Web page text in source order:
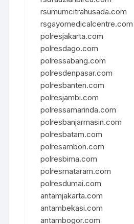
rsumumcitrahusada.com
rsgayomedicalcentre.com
polresjakarta.com
polresdago.com
polressabang.com
polresdenpasar.com
polresbanten.com
polresjambi.com
polressamarinda.com
polresbanjarmasin.com
polresbatam.com
polresambon.com
polresbima.com
polresmataram.com
polresdumai.com
antamjakarta.com
antambekasi.com
antambogor.com